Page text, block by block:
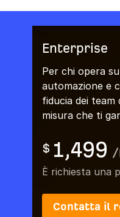
Enterprise
Per chi opera
automazione e
fiducia dei team
misura che ti
$ 1,499 /
È richiesta una
Contatta il